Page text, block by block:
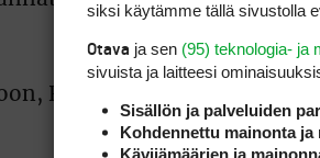
siksi käytämme tällä sivustolla
Otava ja sen (95) teknologia- ja
sivuista ja laitteesi
Sisällön ja palveluiden
Kohdennettu mainonta
Kävijämäärien ja
Ryan O’Toole ja amatööri